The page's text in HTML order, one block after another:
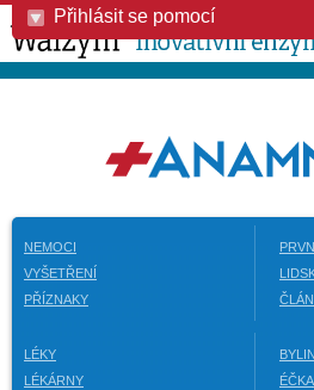
Přihlásit se pomocí
NEMOCI
VYŠETŘENÍ
PŘÍZNAKY
LÉKY
LÉKÁRNY
ÉČKA